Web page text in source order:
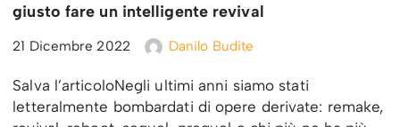
giusto fare un intelligente revival
21 Dicembre 2022 Danilo Budite
Salva l’articoloNegli ultimi anni siamo stati
letteralmente bombardati di opere derivate: remake,